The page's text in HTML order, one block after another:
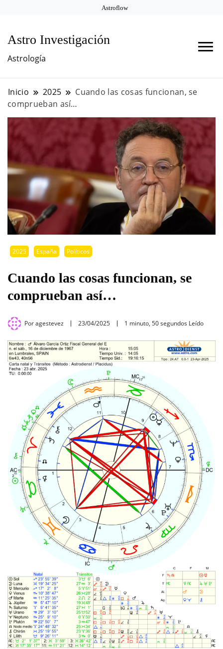
Astroflow
Astro Investigación
Astrología
Inicio 2025
Cuando las cosas funcionan, se
comprueban así…
2025 España Políticos
Cuando las cosas funcionan, se
comprueban así…
Poragestevez 23/04/2025 1 minuto, 50 segundos Leído